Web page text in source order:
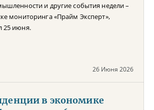
и другие события недели –
мониторинга «Прайм Эксперт»,
25 июня.
26 Июня 2026
в экономике